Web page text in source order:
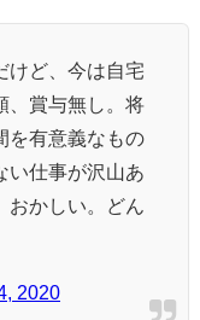
けど、今は自宅
、賞与無し。将
を有意義なもの
い仕事が沢山あ
おかしい。どん
2020